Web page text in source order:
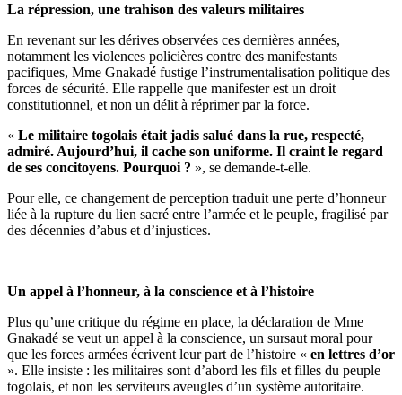
La répression, une trahison des valeurs militaires
En revenant sur les dérives observées ces dernières années,
notamment les violences policières contre des manifestants
pacifiques, Mme Gnakadé fustige l’instrumentalisation politique des
forces de sécurité. Elle rappelle que manifester est un droit
constitutionnel, et non un délit à réprimer par la force.
« Le militaire togolais était jadis salué dans la rue, respecté,
admiré. Aujourd’hui, il cache son uniforme. Il craint le regard
de ses concitoyens. Pourquoi ? », se demande-t-elle.
Pour elle, ce changement de perception traduit une perte d’honneur
liée à la rupture du lien sacré entre l’armée et le peuple, fragilisé par
des décennies d’abus et d’injustices.
Un appel à l’honneur, à la conscience et à l’histoire
Plus qu’une critique du régime en place, la déclaration de Mme
Gnakadé se veut un appel à la conscience, un sursaut moral pour
que les forces armées écrivent leur part de l’histoire « en lettres d’or
». Elle insiste : les militaires sont d’abord les fils et filles du peuple
togolais, et non les serviteurs aveugles d’un système autoritaire.